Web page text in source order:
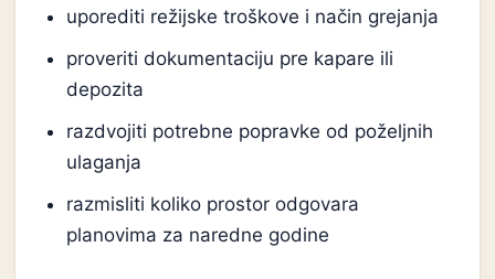
uporediti režijske troškove i način grejanja
proveriti dokumentaciju pre kapare ili
depozita
razdvojiti potrebne popravke od poželjnih
ulaganja
razmisliti koliko prostor odgovara
planovima za naredne godine